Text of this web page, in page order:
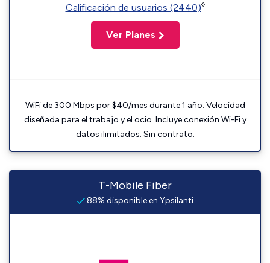
Calificación de usuarios (2440)◊
Ver Planes
WiFi de 300 Mbps por $40/mes durante 1 año. Velocidad
diseñada para el trabajo y el ocio. Incluye conexión Wi-Fi y
datos ilimitados. Sin contrato.
T-Mobile Fiber
88% disponible en Ypsilanti